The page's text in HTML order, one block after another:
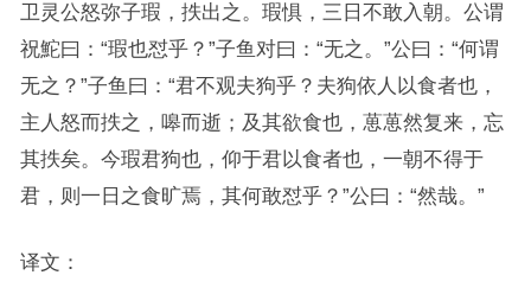
卫灵公怒弥子瑕，抶出之。瑕惧，三日不敢入朝。公谓
祝鮀曰：“瑕也怼乎？”子鱼对曰：“无之。”公曰：“何谓
无之？”子鱼曰：“君不观夫狗乎？夫狗依人以食者也，
主人怒而抶之，嗥而逝；及其欲食也，葸葸然复来，忘
其抶矣。今瑕君狗也，仰于君以食者也，一朝不得于
君，则一日之食旷焉，其何敢怼乎？”公曰：“然哉。”
译文：